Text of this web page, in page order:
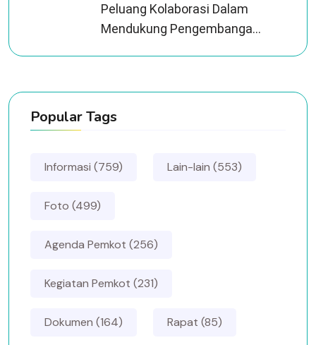
Peluang Kolaborasi Dalam
Mendukung Pengembanga...
Popular Tags
Informasi (759) Lain-lain (553)
Foto (499)
Agenda Pemkot (256)
Kegiatan Pemkot (231)
Dokumen (164) Rapat (85)